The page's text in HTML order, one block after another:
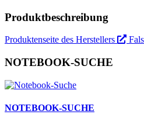
Produktbeschreibung
Produktenseite des Herstellers
NOTEBOOK-SUCHE
NOTEBOOK-SUCHE